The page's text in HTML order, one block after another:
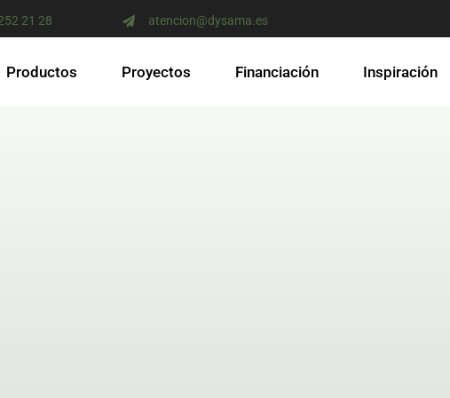
21 28 atencion@dysama.es
Productos Proyectos Financiación Inspiración